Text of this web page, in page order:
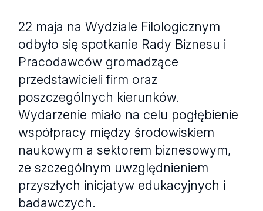
22 maja na Wydziale Filologicznym
odbyło się spotkanie Rady Biznesu i
Pracodawców gromadzące
przedstawicieli firm oraz
poszczególnych kierunków.
Wydarzenie miało na celu pogłębienie
współpracy między środowiskiem
naukowym a sektorem biznesowym,
ze szczególnym uwzględnieniem
przyszłych inicjatyw edukacyjnych i
badawczych.